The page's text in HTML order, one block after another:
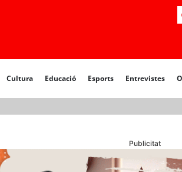
Cultura Educació Esports Entrevistes
Opinió
Publicitat